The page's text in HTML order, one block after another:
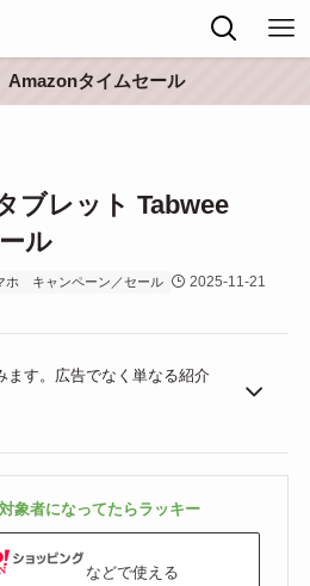
Amazonタイムセール
ブレット Tabwee
ル
ホ キャンペーン／セール 2025-11-21
ます。広告でなく単なる紹介
象者になってたらラッキー
などで使える